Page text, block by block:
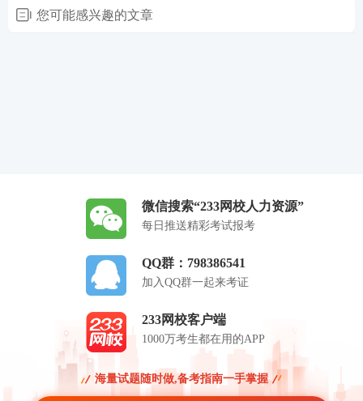
您可能感兴趣的文章
微信搜索“233网校人力资源”
每日推送精彩考试报考
QQ群：798386541
加入QQ群一起来考证
233网校客户端
1000万考生都在用的APP
海量试题随时做,备考指南一手掌握